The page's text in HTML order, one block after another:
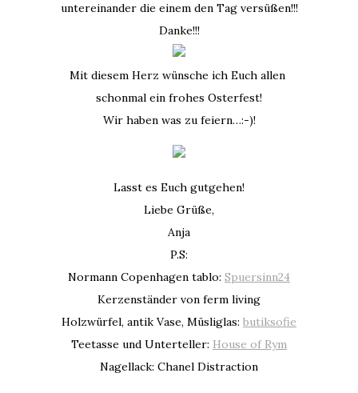
untereinander die einem den Tag versüßen!!!
Danke!!!
Mit diesem Herz wünsche ich Euch allen
schonmal ein frohes Osterfest!
Wir haben was zu feiern…:-)!
Lasst es Euch gutgehen!
Liebe Grüße,
Anja
P.S:
Normann Copenhagen tablo: Spuersinn24
Kerzenständer von ferm living
Holzwürfel, antik Vase, Müsliglas: butiksofie
Teetasse und Unterteller: House of Rym
Nagellack: Chanel Distraction